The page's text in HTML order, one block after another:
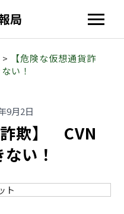
局
>
【危険な仮想通貨詐
い！
9月2日
詐欺】 CVN
い！